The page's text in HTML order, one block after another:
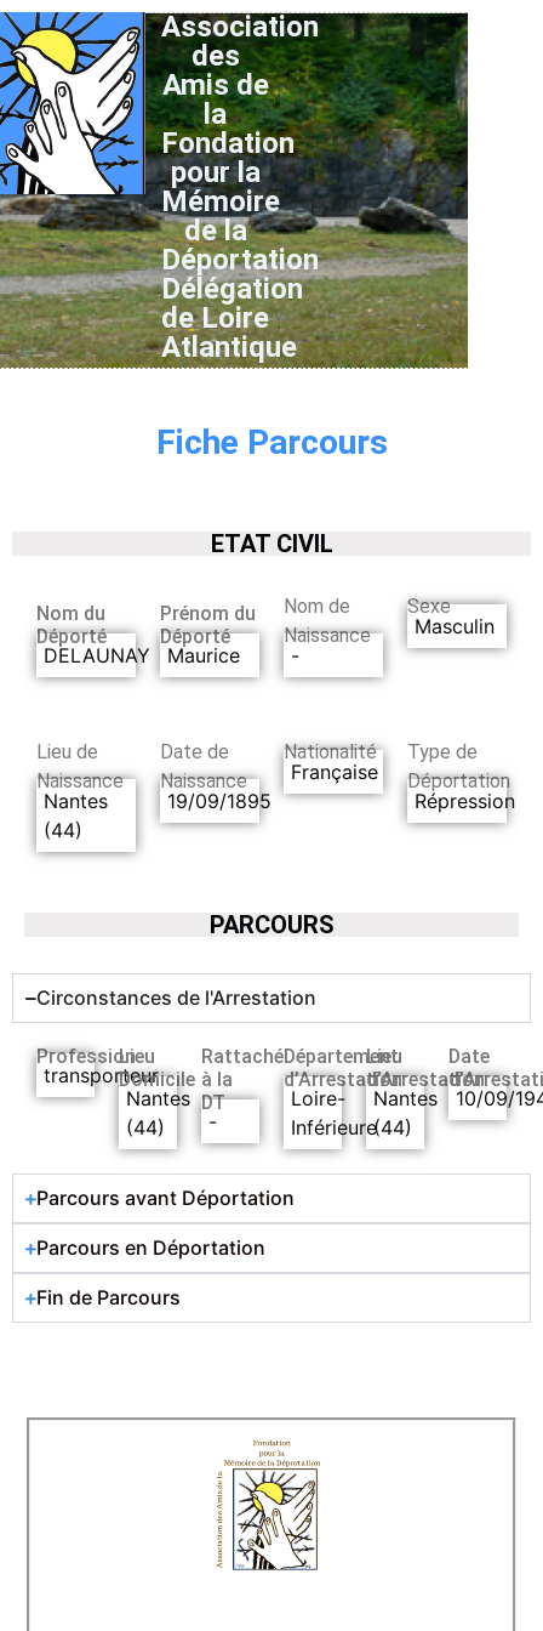
Association
des
Amis de
la
Fondation
pour la
Mémoire
de la
Déportation
Délégation
de Loire
Atlantique
Fiche Parcours
ETAT CIVIL
Nom du
Déporté
DELAUNAY
Prénom du
Déporté
Maurice
Nom de
Naissance
-
Sexe
Masculin
Lieu de
Naissance
Nantes
(44)
Date de
Naissance
19/09/1895
Nationalité
Française
Type de
Déportation
Répression
PARCOURS
Circonstances de l'Arrestation
Profession
transporteur
Lieu
Domicile
Nantes
(44)
Rattaché
à la
DT
-
Département
d’Arrestation
Loire-
Inférieure
Lieu
d’Arrestation
Nantes
(44)
Date
10/09/
Parcours avant Déportation
Parcours en Déportation
Fin de Parcours